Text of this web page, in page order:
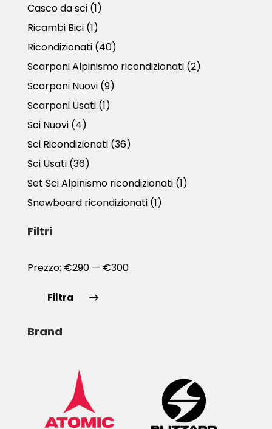
Casco da sci (1)
Ricambi Bici (1)
Ricondizionati (40)
Scarponi Alpinismo ricondizionati (2)
Scarponi Nuovi (9)
Scarponi Usati (1)
Sci Nuovi (4)
Sci Ricondizionati (36)
Sci Usati (36)
Set Sci Alpinismo ricondizionati (1)
Snowboard ricondizionati (1)
Filtri
Filtra
Prezzo: €290 — €300
Brand